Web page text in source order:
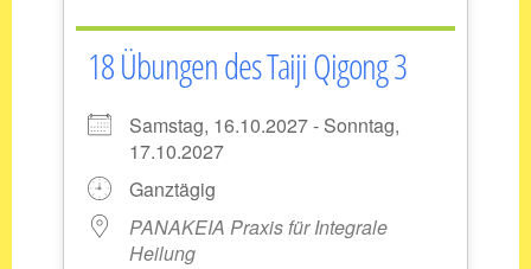
18 Übungen des Taiji Qigong 3
Samstag, 16.10.2027 - Sonntag,
17.10.2027
Ganztägig
PANAKEIA Praxis für Integrale
Heilung